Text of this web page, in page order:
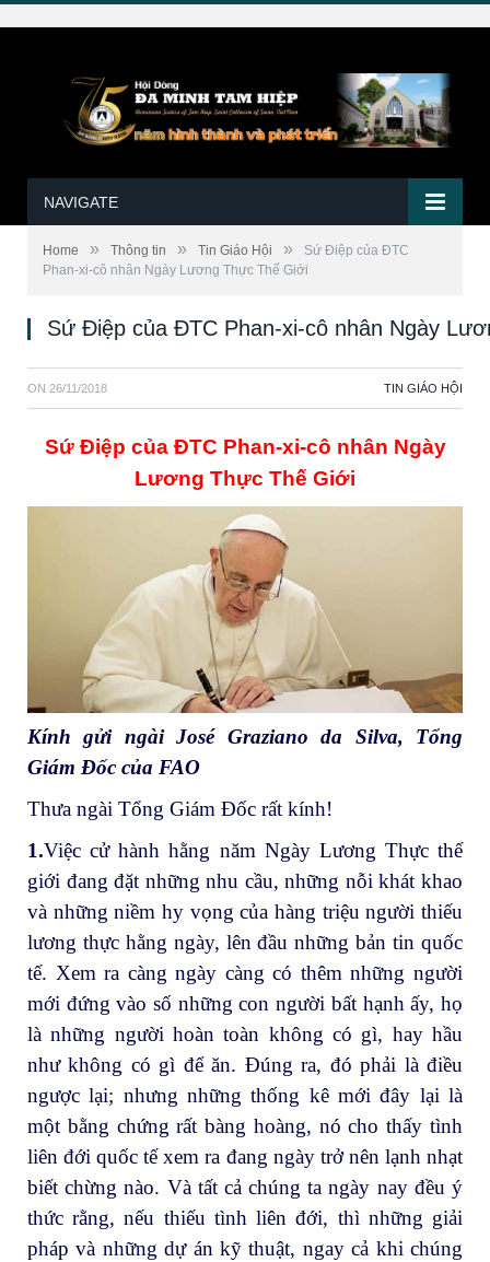
NAVIGATE
Home » Thông tin » Tin Giáo Hội »
Sứ Điệp của ĐTC
Phan-xi-cô nhân Ngày Lương Thực Thế Giới
Sứ Điệp của ĐTC Phan-xi-cô nhân Ngày
ON 26/11/2018 TIN GIÁO HỘI
Sứ Điệp của ĐTC Phan-xi-cô nhân Ngày
Lương Thực Thế Giới
Kính gửi ngài José Graziano da Silva, Tổng
Giám Đốc của FAO
Thưa ngài Tổng Giám Đốc rất kính!
1.Việc cử hành hằng năm Ngày Lương Thực thế
giới đang đặt những nhu cầu, những nỗi khát khao
và những niềm hy vọng của hàng triệu người thiếu
lương thực hằng ngày, lên đầu những bản tin quốc
tế. Xem ra càng ngày càng có thêm những người
mới đứng vào số những con người bất hạnh ấy, họ
là những người hoàn toàn không có gì, hay hầu
như không có gì để ăn. Đúng ra, đó phải là điều
ngược lại; nhưng những thống kê mới đây lại là
một bằng chứng rất bàng hoàng, nó cho thấy tình
liên đới quốc tế xem ra đang ngày trở nên lạnh nhạt
biết chừng nào. Và tất cả chúng ta ngày nay đều ý
thức rằng, nếu thiếu tình liên đới, thì những giải
pháp và những dự án kỹ thuật, ngay cả khi chúng